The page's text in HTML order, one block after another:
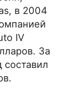
в 2004
IV
За